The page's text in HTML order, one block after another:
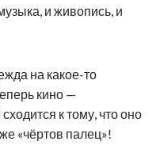
и живопись, и
на какое-то
кино —
к тому, что оно
«чёртов палец»!